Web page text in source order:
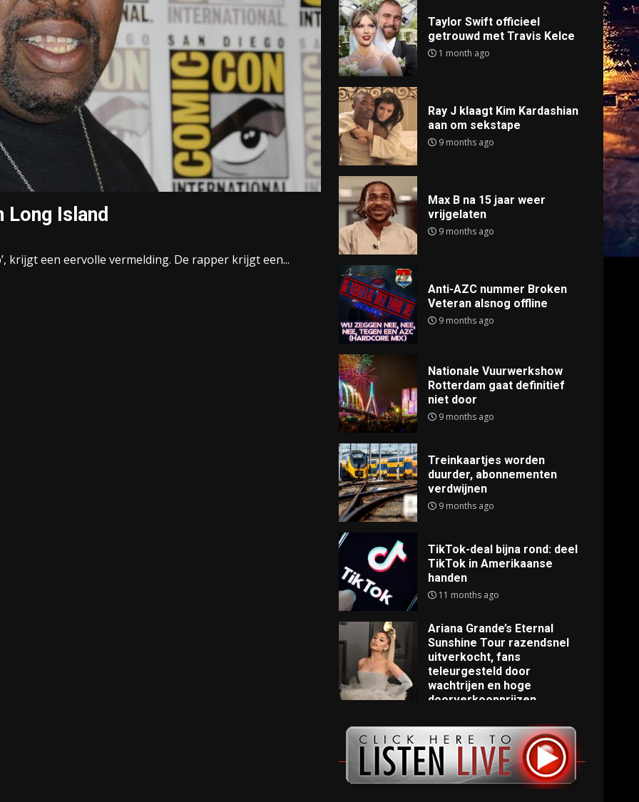
Island
krijgt een eervolle vermelding. De rapper krijgt een...
Taylor Swift officieel
getrouwd met Travis Kelce
1 month ago
Ray J klaagt Kim Kardashian
aan om sekstape
9 months ago
Max B na 15 jaar weer
vrijgelaten
9 months ago
Anti-AZC nummer Broken
Veteran alsnog offline
9 months ago
Nationale Vuurwerkshow
Rotterdam gaat definitief
niet door
9 months ago
Treinkaartjes worden
duurder, abonnementen
verdwijnen
9 months ago
TikTok-deal bijna rond: deel
TikTok in Amerikaanse
handen
11 months ago
Ariana Grande’s Eternal
Sunshine Tour razendsnel
uitverkocht, fans
teleurgesteld door
wachtrijen en hoge
doorverkoopprijzen